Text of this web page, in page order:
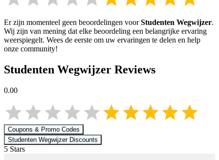
Er zijn momenteel geen beoordelingen voorStudenten Wegwijzer.
Wij zijn van mening dat elke beoordeling een belangrijke ervaring
weerspiegelt. Wees de eerste om uw ervaringen te delen en help
onze community!
Studenten Wegwijzer Reviews
0.00
Coupons & Promo Codes
Studenten WegwijzerDiscounts
5 Stars